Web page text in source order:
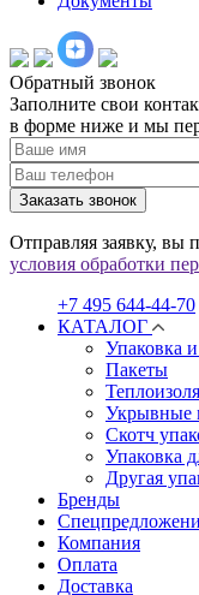
Обратный звонок
Заполните свои
в форме ниже и мы
Заказать звонок
Отправляя заявку, вы
условия обработки
+7 495 644-44-70
КАТАЛОГ
Упаковка
Пакеты
Укрывные
Скотч
Упаковка
Другая
Бренды
Компания
Оплата
Доставка